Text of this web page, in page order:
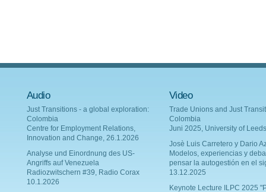
Audio
Just Transitions - a global exploration:
Colombia
Centre for Employment Relations,
Innovation and Change, 26.1.2026
Analyse und Einordnung des US-
Angriffs auf Venezuela
Radiozwitschern #39, Radio Corax
10.1.2026
Video
Trade Unions and Just
Colombia
Juni 2025, University of Leeds
Josè Luis Carretero y Dario
Modelos, experiencias y
pensar la autogestión en el
13.12.2025
Keynote Lecture ILPC 2025